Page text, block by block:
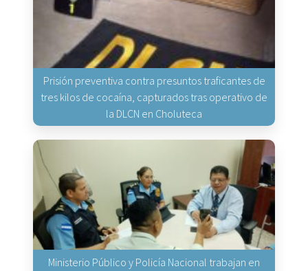
Prisión preventiva contra presuntos traficantes de
tres kilos de cocaína, capturados tras operativo de
la DLCN en Choluteca
Ministerio Público y Policía Nacional trabajan en